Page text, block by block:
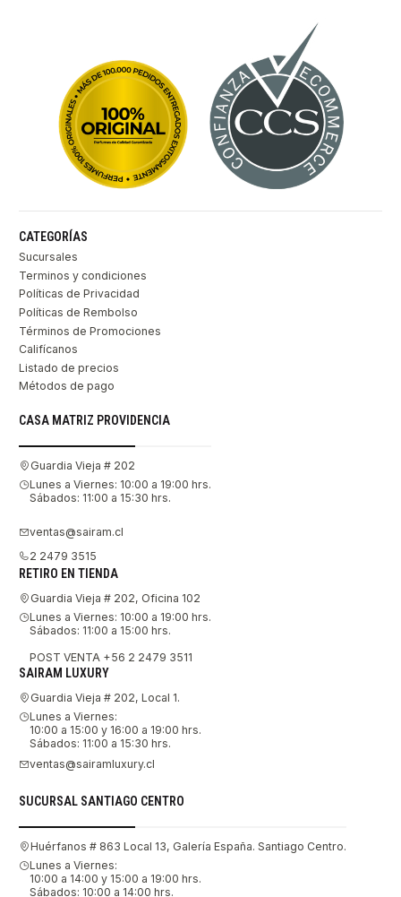
CATEGORÍAS
Sucursales
Terminos y condiciones
Políticas de Privacidad
Políticas de Rembolso
Términos de Promociones
Califícanos
Listado de precios
Métodos de pago
CASA MATRIZ PROVIDENCIA
Guardia Vieja # 202
Lunes a Viernes: 10:00 a 19:00 hrs.
Sábados: 11:00 a 15:30 hrs.
ventas@sairam.cl
2 2479 3515
RETIRO EN TIENDA
Guardia Vieja # 202, Oficina 102
Lunes a Viernes: 10:00 a 19:00 hrs.
Sábados: 11:00 a 15:00 hrs.
POST VENTA +56 2 2479 3511
SAIRAM LUXURY
Guardia Vieja # 202, Local 1.
Lunes a Viernes:
10:00 a 15:00 y 16:00 a 19:00 hrs.
Sábados: 11:00 a 15:30 hrs.
ventas@sairamluxury.cl
SUCURSAL SANTIAGO CENTRO
Huérfanos # 863 Local 13, Galería España. Santiago Centro.
Lunes a Viernes:
10:00 a 14:00 y 15:00 a 19:00 hrs.
Sábados: 10:00 a 14:00 hrs.